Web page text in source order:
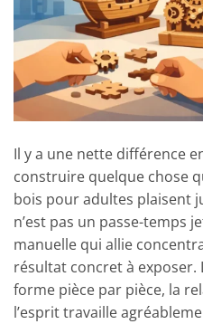
Il y a une nette différence
construire quelque chose
bois pour adultes plaisent
n’est pas un passe-temps
manuelle qui allie
résultat concret à
forme pièce par pièce, la
l’esprit travaille